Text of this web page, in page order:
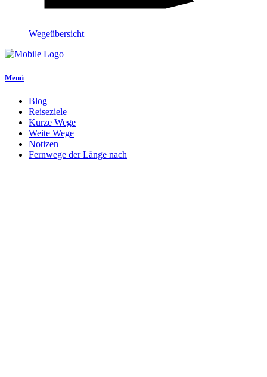
Wegeübersicht
Menü
Blog
Reiseziele
Kurze Wege
Weite Wege
Notizen
Fernwege der Länge nach